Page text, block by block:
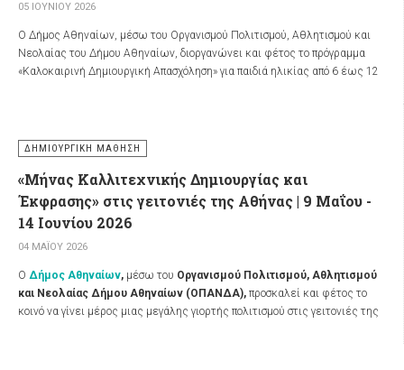
05 ΙΟΥΝΊΟΥ 2026
Ο Δήμος Αθηναίων, μέσω του Οργανισμού Πολιτισμού, Αθλητισμού και
Νεολαίας του Δήμου Αθηναίων, διοργανώνει και φέτος το πρόγραμμα
«Καλοκαιρινή Δημιουργική Απασχόληση» για παιδιά ηλικίας από 6 έως 12
Τα Κέντρα Δημιουργικής Μάθησης Αγίου Παύλου, Βαφειοχωρίου, Κάτω
Πετραλώνων, Ευελπίδων και Σεπολίων υποδέχονται τα παιδιά της πόλης
για να ζήσουν μία συναρπαστική καλοκαιρινή εμπειρία αξιοποιώντας
ποιοτικά, δημιουργικά και διασκεδαστικά το ελεύθερό τους χρόνο, μέσα
από δραστηριότητες που ενισχύουν την ελεύθερη έκφραση και τη
μάθηση.
Το πρόγραμμα της Καλοκαιρινής Δημιουργικής Απασχόλησης θα
περιλαμβάνει ομαδικά παιδαγωγικά παιχνίδια, παιχνίδια γνώσεων και
επίλυσης γρίφων, μουσικοκινητική αγωγή και χορό, χορευτικά και
ΔΗΜΙΟΥΡΓΙΚΉ ΜΆΘΗΣΗ
«Μήνας Καλλιτεχνικής Δημιουργίας και
Έκφρασης» στις γειτονιές της Αθήνας | 9 Μαΐου -
14 Ιουνίου 2026
04 ΜΑΪ́ΟΥ 2026
Ο Δήμος Αθηναίων, μέσω του Οργανισμού Πολιτισμού, Αθλητισμού
και Νεολαίας Δήμου Αθηναίων (ΟΠΑΝΔΑ), προσκαλεί και φέτος το
κοινό να γίνει μέρος μιας μεγάλης γιορτής πολιτισμού στις γειτονιές της